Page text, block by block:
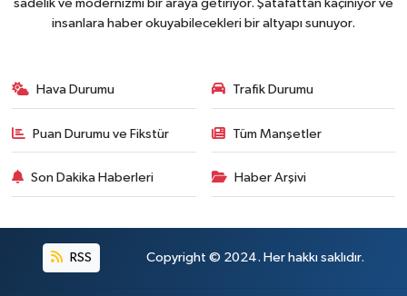
sadelik ve modernizmi bir araya getiriyor. Şatafattan kaçınıyor ve
insanlara haber okuyabilecekleri bir altyapı sunuyor.
Hava Durumu Trafik Durumu
Puan Durumu ve Fikstür Tüm Manşetler
Son Dakika Haberleri Haber Arşivi
RSS Copyright © 2024. Her hakkı saklıdır.